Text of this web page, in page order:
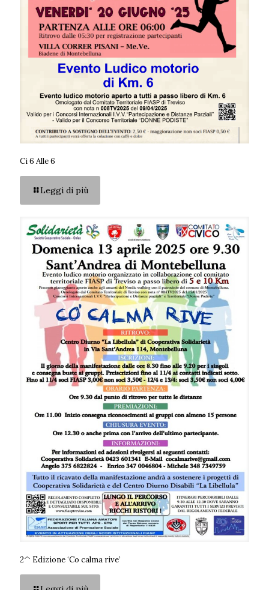
Ci 6 Alle 6
Leggi di più
2^ Edizione ‘Co calma rive’